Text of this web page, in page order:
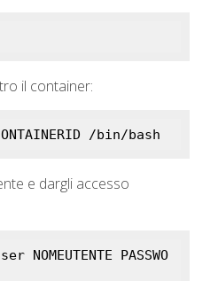
il container:
/bin/bash
e dargli accesso
PASSWO